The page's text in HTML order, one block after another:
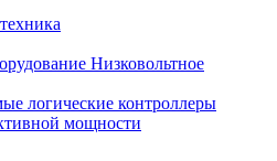
Низковольтное
логические контроллеры
мощности